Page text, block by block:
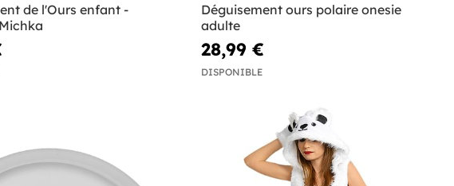
de l'Ours enfant -
Déguisement ours polaire onesie
adulte
28,99 €
DISPONIBLE